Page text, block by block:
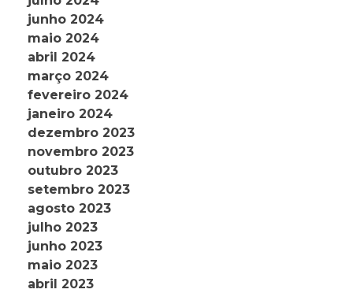
junho 2024
maio 2024
abril 2024
março 2024
fevereiro 2024
janeiro 2024
dezembro 2023
novembro 2023
outubro 2023
setembro 2023
agosto 2023
julho 2023
junho 2023
maio 2023
abril 2023